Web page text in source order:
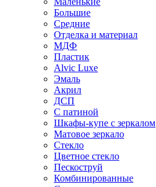
Большие
Средние
Отделка и материал
МДФ
Пластик
Alvic Luxe
Эмаль
Акрил
ДСП
С патиной
Шкафы-купе с зеркалом
Матовое зеркало
Стекло
Цветное стекло
Пескоструй
Комбинированные